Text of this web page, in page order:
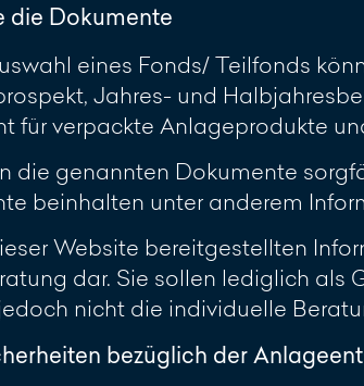
die Dokumente
eines Fonds/ Teilfonds
Jahres- und
für verpackte Anlageprodukte
die genannten Dokumente
beinhalten unter anderem
Website bereitgestellten
dar. Sie sollen lediglich als
nicht die individuelle
bezüglich der